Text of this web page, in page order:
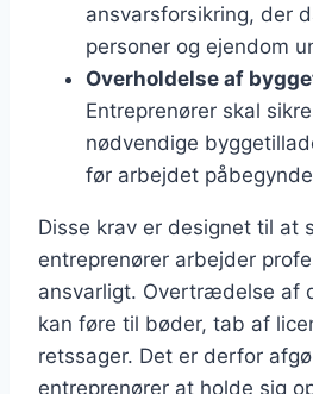
ansvarsforsikring, der
personer og ejendom
Overholdelse af
Entreprenører skal
nødvendige
før arbejdet
Disse krav er designet til at
entreprenører arbejder
ansvarligt. Overtrædelse af
kan føre til bøder, tab af
retssager. Det er derfor
entreprenører at holde sig